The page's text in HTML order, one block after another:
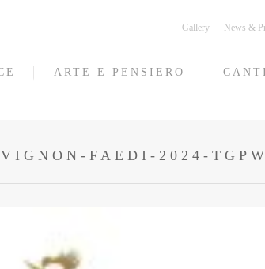
Gallery News &
ARTE E PENSIERO
FAEDI-2024-